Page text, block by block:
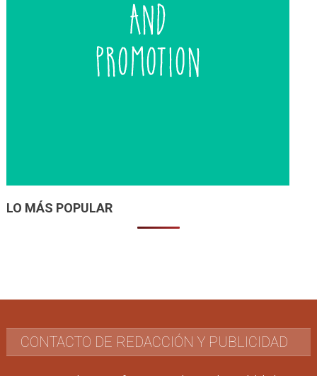
LO MÁS POPULAR
CONTACTO DE REDACCIÓN Y PUBLICIDAD